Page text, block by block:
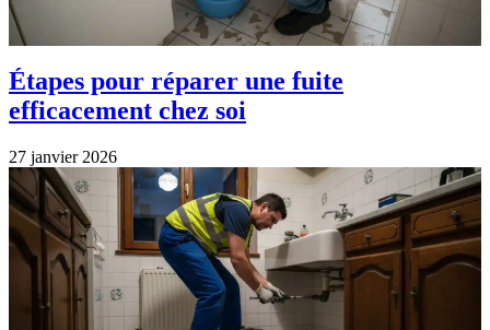
Étapes pour réparer une fuite
efficacement chez soi
27 janvier 2026